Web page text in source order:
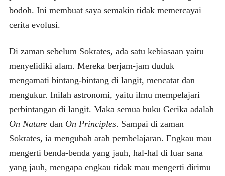
bodoh. Ini membuat saya semakin tidak memercayai
cerita evolusi.
Di zaman sebelum Sokrates, ada satu kebiasaan yaitu
menyelidiki alam. Mereka berjam-jam duduk
mengamati bintang-bintang di langit, mencatat dan
mengukur. Inilah astronomi, yaitu ilmu mempelajari
perbintangan di langit. Maka semua buku Gerika adalah
On Naturedan On Principles. Sampai di zaman
Sokrates, ia mengubah arah pembelajaran. Engkau mau
mengerti benda-benda yang jauh, hal-hal di luar sana
yang jauh, mengapa engkau tidak mau mengerti dirimu